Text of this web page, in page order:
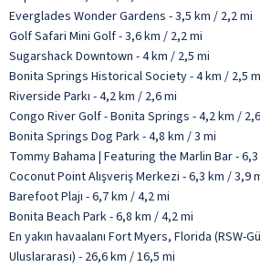
Everglades Wonder Gardens - 3,5 km / 2,2 mi
Golf Safari Mini Golf - 3,6 km / 2,2 mi
Sugarshack Downtown - 4 km / 2,5 mi
Bonita Springs Historical Society - 4 km / 2,5
Riverside Parkı - 4,2 km / 2,6 mi
Congo River Golf - Bonita Springs - 4,2 km /
Bonita Springs Dog Park - 4,8 km / 3 mi
Tommy Bahama | Featuring the Marlin Bar -
Coconut Point Alışveriş Merkezi - 6,3 km / 3,9
Barefoot Plajı - 6,7 km / 4,2 mi
Bonita Beach Park - 6,8 km / 4,2 mi
En yakın havaalanı Fort Myers, Florida (RSW-
Uluslararası) - 26,6 km / 16,5 mi